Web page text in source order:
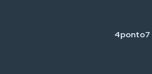
4ponto7